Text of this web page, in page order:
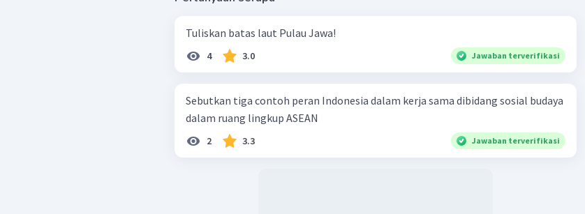
Tuliskan batas laut Pulau Jawa!
4 3.0 Jawaban terverifikasi
Sebutkan tiga contoh peran Indonesia dalam kerja sama dibidang sosial budaya
dalam ruang lingkup ASEAN
2 3.3 Jawaban terverifikasi